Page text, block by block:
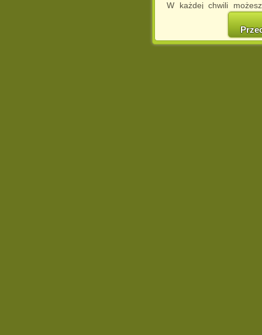
W każdej chwili
cookies w swojej
w naszej
http://chomikuj.pl/